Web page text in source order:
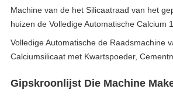
Machine van de het Silicaatraad van het
huizen de Volledige Automatische Calcium
Volledige Automatische de Raadsmachine
Calciumsilicaat met Kwartspoeder,
Gipskroonlijst Die Machine